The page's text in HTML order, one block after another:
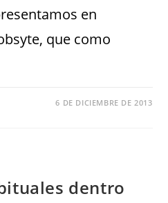
en
que como
6 DE DICIEMBRE DE 2013
dentro